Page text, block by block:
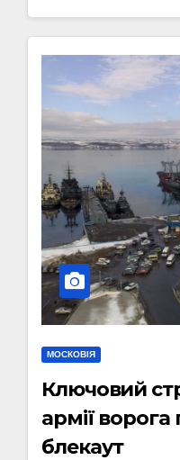
МОСКОВІЯ
Ключовий
армії
блекаут